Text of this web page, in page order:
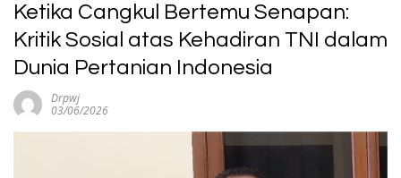
Ketika Cangkul Bertemu Senapan:
Kritik Sosial atas Kehadiran TNI dalam
Dunia Pertanian Indonesia
Drpwj
03/06/2026